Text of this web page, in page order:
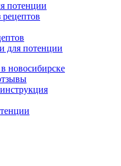
потенции
рецептов
для потенции
новосибирске